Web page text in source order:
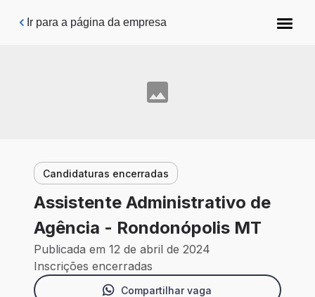
Pular para o conteúdo principal
Ir para a página da empresa
Candidaturas encerradas
Assistente Administrativo de
Agência - Rondonópolis MT
Publicada em 12 de abril de 2024
Inscrições encerradas
Compartilhar vaga